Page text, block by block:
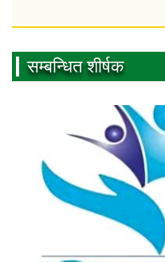
सम्बन्धित शीर्षक